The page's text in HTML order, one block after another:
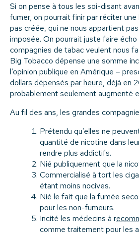
Si on pense à tous les soi-disant
fumer, on pourrait finir par réciter une
pas créée, qui ne nous appartient
imposée. On pourrait juste faire
compagnies de tabac veulent nous
Big Tobacco dépense une somme
l’opinion publique en Amérique –
dollars dépensés par heure, déjà en
probablement seulement augmenté
Au fil des ans, les grandes
Prétendu qu’elles ne
quantité de nicotine dans
rendre plus addictifs.
Nié publiquement que la
Commercialisé à tort les
étant moins nocives.
Nié le fait que la fumée
pour les non-fumeurs.
Incité les médecins à r
comme traitement pour les